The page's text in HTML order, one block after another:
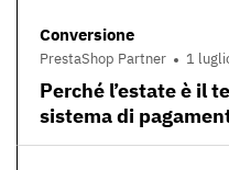
Conversione
PrestaShop Partner 1
Perché l’estate è il
sistema di